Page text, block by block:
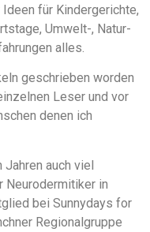
für Kindergerichte,
Umwelt-, Natur-
alles.
geschrieben worden
Leser und vor
denen ich
Jahren auch viel
Neurodermitiker in
bei Sunnydays for
Regionalgruppe